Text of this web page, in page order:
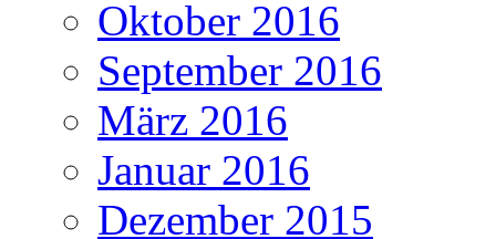
Oktober 2016
September 2016
März 2016
Januar 2016
Dezember 2015